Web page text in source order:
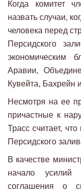
Когда комитет
назвать случаи,
человека перед
Персидского
экономическим
Аравии,
Кувейта, Бахрейн
Несмотря на ее
причастные к
Трасс считает,
Персидского
В качестве
начало усилий
соглашения о